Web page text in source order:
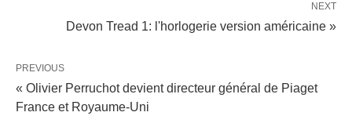
NEXT
Devon Tread 1: l'horlogerie version américaine »
PREVIOUS
« Olivier Perruchot devient directeur général de Piaget
France et Royaume-Uni